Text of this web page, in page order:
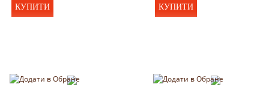
КУПИТИ КУПИТИ